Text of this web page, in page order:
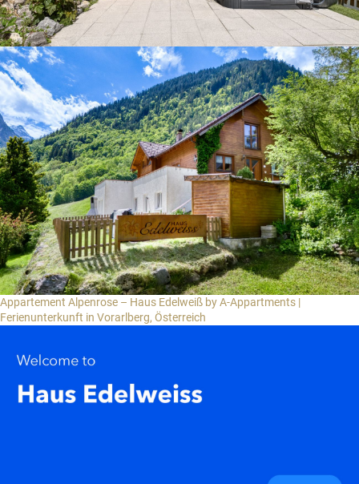
Appartement Alpenrose – Haus Edelweiß by A-Appartments |
Ferienunterkunft in Vorarlberg, Österreich